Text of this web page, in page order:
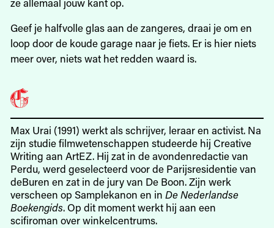
Geef je halfvolle glas aan de zangeres, draai je om en
loop door de koude garage naar je fiets. Er is hier niets
meer over, niets wat het redden waard is.
Max Urai (1991) werkt als schrijver, leraar en activist. Na
zijn studie filmwetenschappen studeerde hij Creative
Writing aan ArtEZ. Hij zat in de avondenredactie van
Perdu, werd geselecteerd voor de Parijsresidentie van
deBuren en zat in de jury van De Boon. Zijn werk
verscheen op Samplekanon en in De Nederlandse
Boekengids. Op dit moment werkt hij aan een
scifiroman over winkelcentrums.